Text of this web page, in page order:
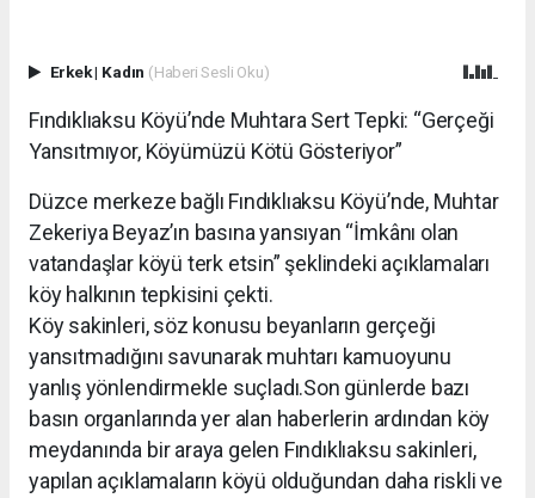
Erkek| Kadın (Haberi Sesli Oku)
Fındıklıaksu Köyü’nde Muhtara Sert Tepki: “Gerçeği
Yansıtmıyor, Köyümüzü Kötü Gösteriyor”
Düzce merkeze bağlı Fındıklıaksu Köyü’nde, Muhtar
Zekeriya Beyaz’ın basına yansıyan “İmkânı olan
vatandaşlar köyü terk etsin” şeklindeki açıklamaları
köy halkının tepkisini çekti.
Köy sakinleri, söz konusu beyanların gerçeği
yansıtmadığını savunarak muhtarı kamuoyunu
yanlış yönlendirmekle suçladı.Son günlerde bazı
basın organlarında yer alan haberlerin ardından köy
meydanında bir araya gelen Fındıklıaksu sakinleri,
yapılan açıklamaların köyü olduğundan daha riskli ve